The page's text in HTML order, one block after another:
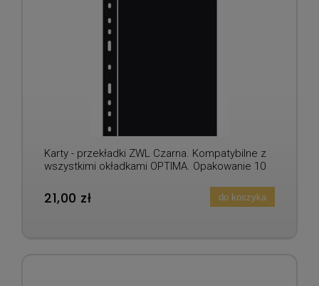
Karty - przekładki ZWL Czarna. Kompatybilne z
wszystkimi okładkami OPTIMA. Opakowanie 10
21,00 zł do koszyka